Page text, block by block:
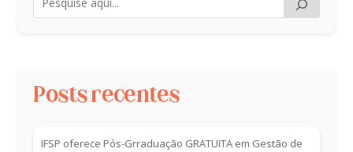
Posts recentes
IFSP oferece Pós-Grraduação GRATUITA em Gestão de